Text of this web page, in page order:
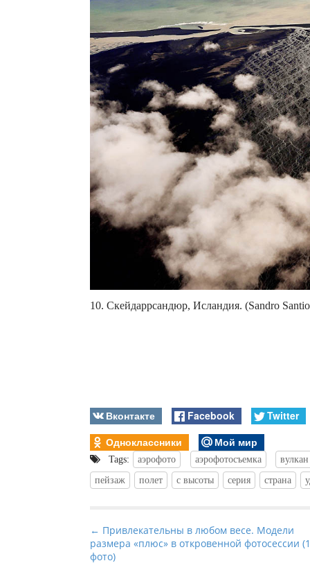
10. Скейдаррсандюр, Исландия. (Sandro
Вконтакте Facebook
Twitter
Одноклассники
Мой мир
Tags: аэрофото аэрофотосъемка
вулкан
пейзаж
полет с высоты серия страна
P
o
s
← Привлекательны в любом весе. Модели
размера «плюс» в откровенной фотосессии
фото)